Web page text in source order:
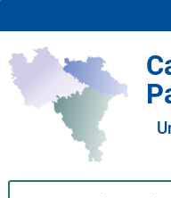
Cerca su "Catalogo"